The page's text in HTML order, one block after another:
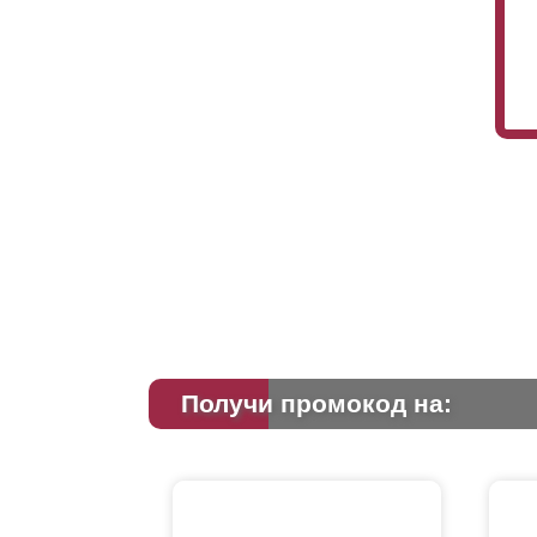
Получи промокод на: